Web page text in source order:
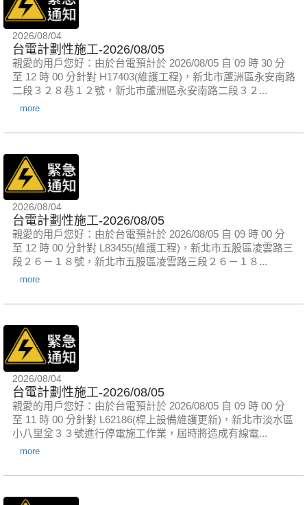
2026/08/04
台電計劃性施工-2026/08/05
親愛的用戶您好：由於台電預計於 2026/08/05 自 09 時 30 分
至 12 時 00 分針對 H17403(維護工程)，新北市蘆洲區永安南路
二段３２８巷１２號，新北市蘆洲區永安南路二段３２...
more
2026/08/04
台電計劃性施工-2026/08/05
親愛的用戶您好：由於台電預計於 2026/08/05 自 09 時 00 分
至 12 時 00 分針對 L83455(維護工程)，新北市五股區凌雲路三
段２６－１８號，新北市五股區凌雲路三段２６－１８...
more
2026/08/04
台電計劃性施工-2026/08/05
親愛的用戶您好：由於台電預計於 2026/08/05 自 09 時 00 分
至 11 時 00 分針對 L62186(桿上設備維護更新)，新北市淡水區
小八里坌３３號進行停電施工作業，屆時將造成有線電...
more